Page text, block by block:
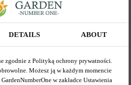
w serwisie
DETAILS ABOUT
zgodnie z Polityką ochrony prywatności.
Możesz ją w każdym momencie
w zakładce Ustawienia